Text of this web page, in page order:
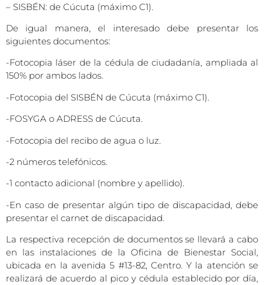
– SISBÉN: de Cúcuta (máximo C1).
De igual manera, el interesado debe presentar los
siguientes documentos:
-Fotocopia láser de la cédula de ciudadanía, ampliada al
150% por ambos lados.
-Fotocopia del SISBÉN de Cúcuta (máximo C1).
-FOSYGA o ADRESS de Cúcuta.
-Fotocopia del recibo de agua o luz.
-2 números telefónicos.
-1 contacto adicional (nombre y apellido).
-En caso de presentar algún tipo de discapacidad, debe
presentar el carnet de discapacidad.
La respectiva recepción de documentos se llevará a cabo
en las instalaciones de la Oficina de Bienestar Social,
ubicada en la avenida 5 #13-82, Centro. Y la atención se
realizará de acuerdo al pico y cédula establecido por día,